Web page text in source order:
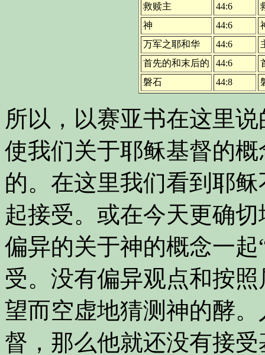
救赎主
44:6
神
44:6
万军之耶和华
44:6
首先的和末后的
44:6
磐石
44:8
所以，以赛亚书在这里
使我们关于耶稣基督的
的。在这里我们看到耶
起接受。或在今天更确
偏异的关于神的概念一
受。没有偏异观点和按
望而空虚地猜测神的酵
督，那么他就还没有接